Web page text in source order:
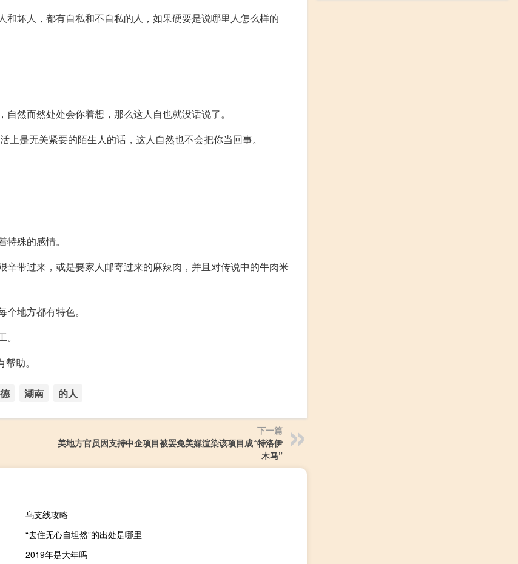
坏人，都有自私和不自私的人，如果硬要是说哪里人怎么样的
然而然处处会你着想，那么这人自也就没话说了。
是无关紧要的陌生人的话，这人自然也不会把你当回事。
殊的感情。
带过来，或是要家人邮寄过来的麻辣肉，并且对传说中的牛肉米
地方都有特色。
助。
湖南 的人
下一篇
美地方官员因支持中企项目被罢免美媒渲染该项目成“特洛伊
木马”
乌支线攻略
“去住无心自坦然”的出处是哪里
2019年是大年吗